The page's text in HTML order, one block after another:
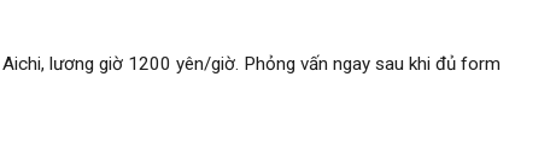
lương giờ 1200 yên/giờ. Phỏng vấn ngay sau khi đủ form